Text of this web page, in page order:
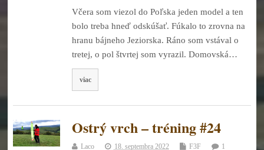
Včera som viezol do Poľska jeden model a ten
bolo treba hneď odskúšať. Fúkalo to zrovna na
hranu bájneho Jeziorska. Ráno som vstával o
tretej, o pol štvrtej som vyrazil. Domovská…
viac
Ostrý vrch – tréning #24
Laco 18. septembra 2022 F3F
1